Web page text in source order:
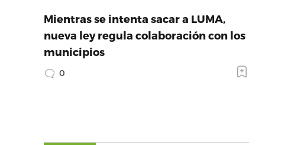
Mientras se intenta sacar a LUMA,
nueva ley regula colaboración con los
municipios
0